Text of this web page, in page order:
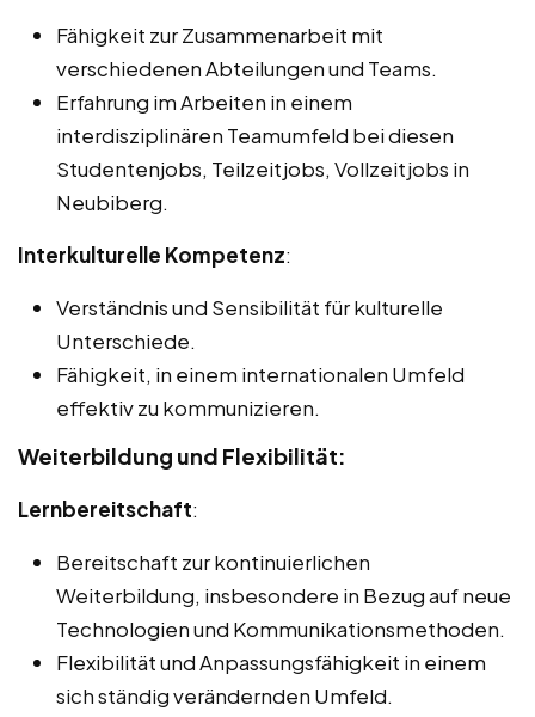
Fähigkeit zur Zusammenarbeit mit
verschiedenen Abteilungen und Teams.
Erfahrung im Arbeiten in einem
interdisziplinären Teamumfeld bei diesen
Studentenjobs, Teilzeitjobs, Vollzeitjobs in
Neubiberg.
Interkulturelle Kompetenz:
Verständnis und Sensibilität für kulturelle
Unterschiede.
Fähigkeit, in einem internationalen Umfeld
effektiv zu kommunizieren.
Weiterbildung und Flexibilität:
Lernbereitschaft:
Bereitschaft zur kontinuierlichen
Weiterbildung, insbesondere in Bezug auf neue
Technologien und Kommunikationsmethoden.
Flexibilität und Anpassungsfähigkeit in einem
sich ständig verändernden Umfeld.